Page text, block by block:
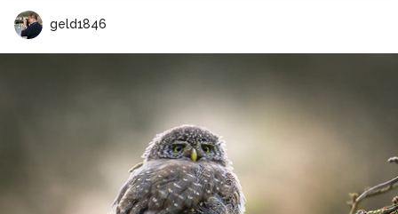
geld1846